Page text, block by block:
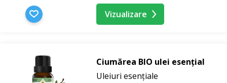
Vizualizare
Ciumărea BIO ulei esențial
Uleiuri esențiale